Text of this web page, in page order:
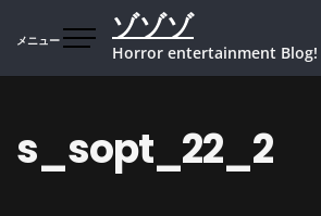
メニュー ゾゾゾ
Horror entertainment Blog!
s_sopt_22_2